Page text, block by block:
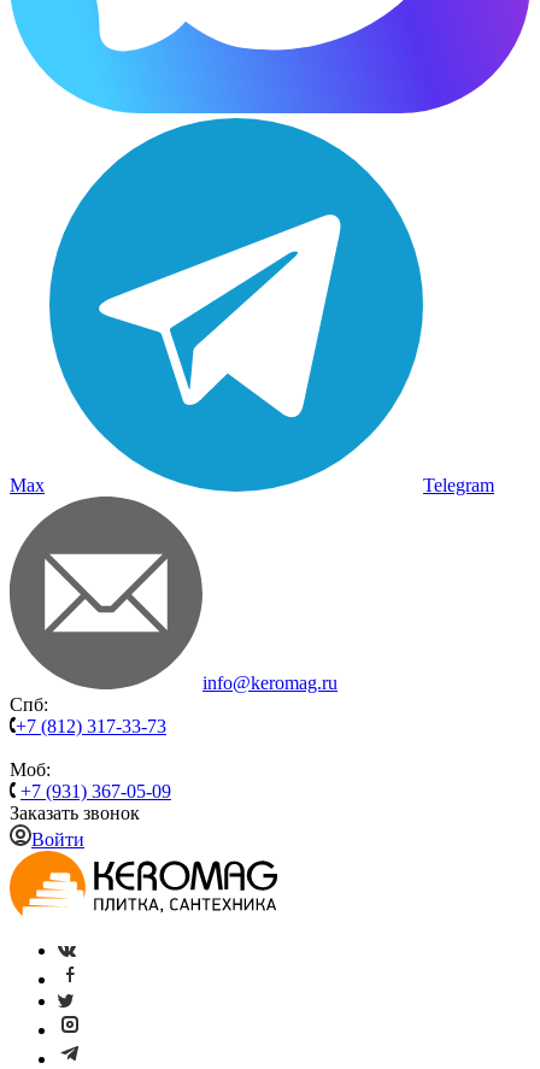
Max Telegram
info@keromag.ru
Спб:
+7 (812) 317-33-73
Моб:
+7 (931) 367-05-09
Заказать звонок
Войти